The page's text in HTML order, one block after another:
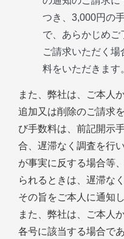
つき、3,000円の
で、あらかじめ
ご請求いただく
料をいただきます
また、弊社は、ご本人
追加又は削除のご請求
び手数料は、前記開示
合、遅滞なく調査を行
が事実に反する場合等
られるときは、遅滞な
その旨をご本人に通知し
また、弊社は、ご本人
各号に該当する場合で